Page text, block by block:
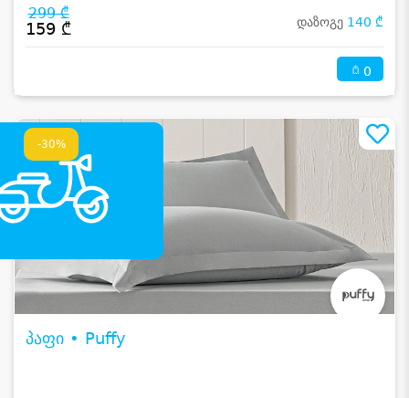
299 ₾
159 ₾ დაზოგე 140 ₾
0
-30%
პაფი • Puffy